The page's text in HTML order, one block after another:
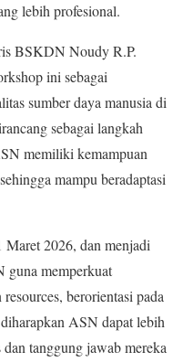
lebih profesional.
BSKDN Noudy R.P.
ini sebagai
sumber daya manusia di
sebagai langkah
memiliki kemampuan
mampu beradaptasi
2026, dan menjadi
guna memperkuat
berorientasi pada
ASN dapat lebih
tanggung jawab mereka